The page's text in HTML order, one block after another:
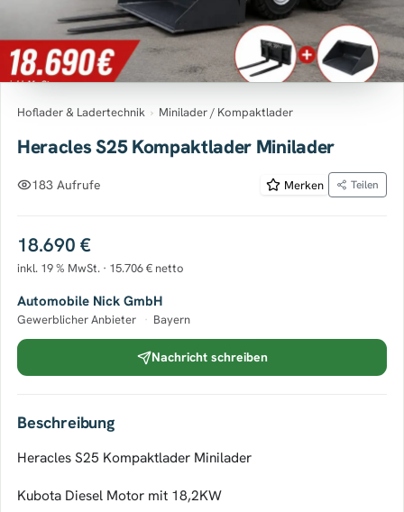
Hoflader & Ladertechnik › Minilader / Kompaktlader
Heracles S25 Kompaktlader Minilader
183 Aufrufe Merken Teilen
18.690 €
inkl. 19 % MwSt. · 15.706 € netto
Automobile Nick GmbH
Gewerblicher Anbieter · Bayern
Nachricht schreiben
Beschreibung
Heracles S25 Kompaktlader Minilader
Kubota Diesel Motor mit 18,2KW